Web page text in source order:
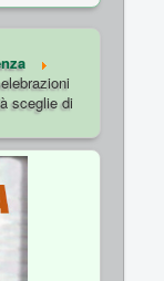
sceglie di